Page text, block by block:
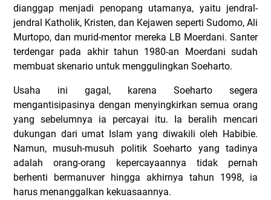
dianggap menjadi penopang utamanya, yaitu jendral-
jendral Katholik, Kristen, dan Kejawen seperti Sudomo, Ali
Murtopo, dan murid-mentor mereka LB Moerdani. Santer
terdengar pada akhir tahun 1980-an Moerdani sudah
membuat skenario untuk menggulingkan Soeharto.
Usaha ini gagal, karena Soeharto segera
mengantisipasinya dengan menyingkirkan semua orang
yang sebelumnya ia percayai itu. Ia beralih mencari
dukungan dari umat Islam yang diwakili oleh Habibie.
Namun, musuh-musuh politik Soeharto yang tadinya
adalah orang-orang kepercayaannya tidak pernah
berhenti bermanuver hingga akhirnya tahun 1998, ia
harus menanggalkan kekuasaannya.